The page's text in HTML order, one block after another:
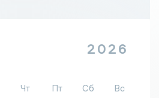
2026
Чт Пт Сб
Вс